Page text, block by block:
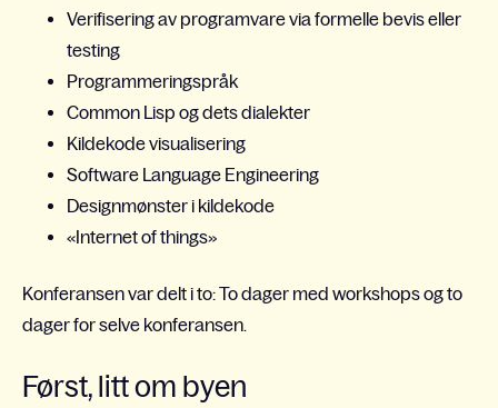
Verifisering av programvare via formelle bevis eller
testing
Programmeringspråk
Common Lisp og dets dialekter
Kildekode visualisering
Software Language Engineering
Designmønster i kildekode
«Internet of things»
Konferansen var delt i to: To dager med workshops og to
dager for selve konferansen.
Først, litt om byen